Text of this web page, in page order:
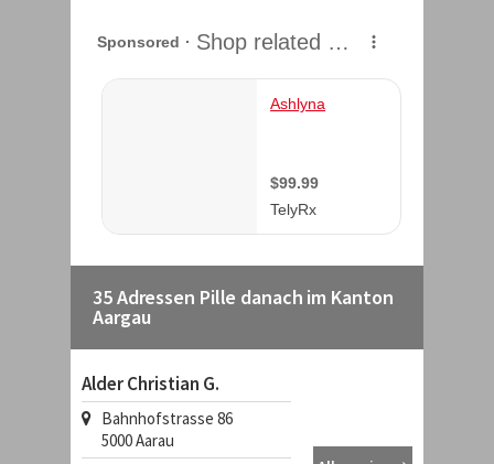
35 Adressen Pille danach im Kanton
Aargau
Alder Christian G.
Bahnhofstrasse 86
5000Aarau